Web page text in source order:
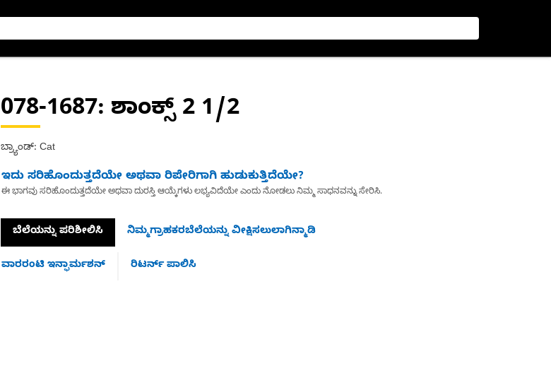
078-1687: ಶಾಂಕ್ಸ್ 2 1/2
ಬ್ರ್ಯಾಂಡ್: Cat
ಇದು ಸರಿಹೊಂದುತ್ತದೆಯೇ ಅಥವಾ ರಿಪೇರಿಗಾಗಿ ಹುಡುಕುತ್ತಿದೆಯೇ?
ಈ ಭಾಗವು ಸರಿಹೊಂದುತ್ತದೆಯೇ ಅಥವಾ ದುರಸ್ತಿ ಆಯ್ಕೆಗಳು ಲಭ್ಯವಿದೆಯೇ ಎಂದು ನೋಡಲು ನಿಮ್ಮ ಸಾಧನವನ್ನು ಸೇರಿಸಿ.
ಬೆಲೆಯನ್ನು ಪರಿಶೀಲಿಸಿ ನಿಮ್ಮಗ್ರಾಹಕರಬೆಲೆಯನ್ನು ವೀಕ್ಷಿಸಲುಲಾಗಿನ್ಮಾಡಿ
ವಾರರಂಟಿ ಇನ್ಫಾರ್ಮಶನ್ ರಿಟರ್ನ್ ಪಾಲಿಸಿ